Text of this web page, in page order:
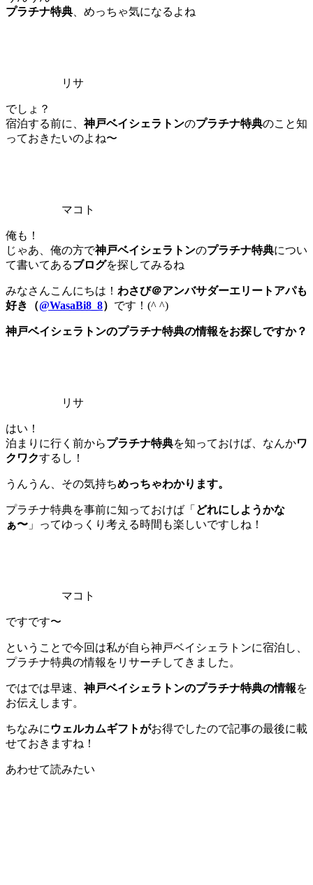
プラチナ特典 、めっちゃ気になるよね
リサ
でしょ？
宿泊する前に、神戸ベイシェラトンのプラチナ特典のこと知
っておきたいのよね〜
マコト
俺も！
じゃあ、俺の方で神戸ベイシェラトンのプラチナ特典につい
て書いてあるブログを探してみるね
みなさんこんにちは！ わさび＠アンバサダーエリートアパも
好き（@WasaBi8_8） です！(^ ^)
神戸ベイシェラトンのプラチナ特典の情報をお探しですか？
リサ
はい！
泊まりに行く前からプラチナ特典を知っておけば、なんかワ
クワクするし！
うんうん、その気持ちめっちゃわかります。
プラチナ特典を事前に知っておけば「 どれにしようかな
ぁ〜 」ってゆっくり考える時間も楽しいですしね！
マコト
ですです〜
ということで今回は私が自ら神戸ベイシェラトンに宿泊し、
プラチナ特典の情報をリサーチしてきました。
ではでは早速、神戸ベイシェラトンのプラチナ特典の情報を
お伝えします。
ちなみに ウェルカムギフトがお得でしたので記事の最後に載
せておきますね！
あわせて読みたい